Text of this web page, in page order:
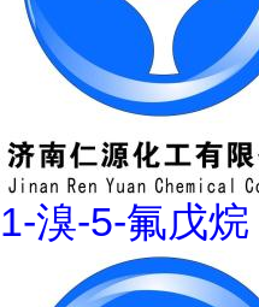
1-溴-5-氟戊烷